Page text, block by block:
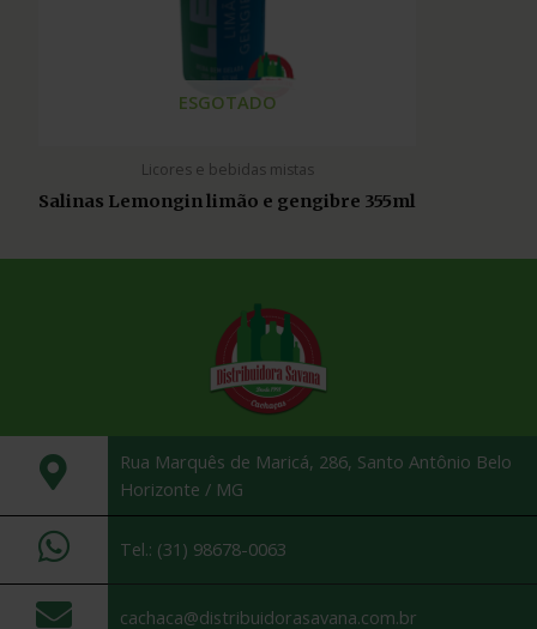
ESGOTADO
Licores e bebidas mistas
Salinas Lemongin limão e gengibre 355ml
Rua Marquês de Maricá, 286, Santo Antônio Belo
Horizonte / MG
Tel.: (31) 98678-0063
cachaca@distribuidorasavana.com.br